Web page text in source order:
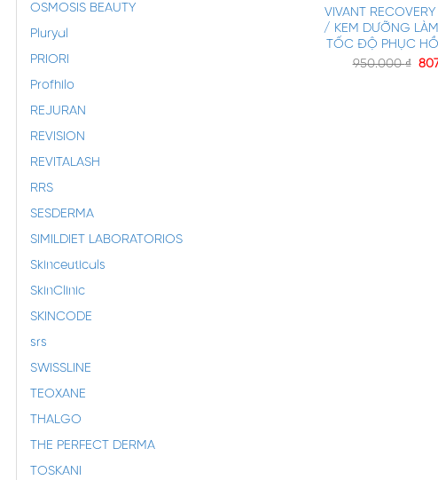
OSMOSIS BEAUTY
Pluryal
PRIORI
Profhilo
REJURAN
REVISION
REVITALASH
RRS
SESDERMA
SIMILDIET LABORATORIOS
Skinceuticals
SkinClinic
SKINCODE
srs
SWISSLINE
TEOXANE
THALGO
THE PERFECT DERMA
TOSKANI
VIVANT
/ KEM DƯỠNG
TỐC ĐỘ PHỤC
950.000₫